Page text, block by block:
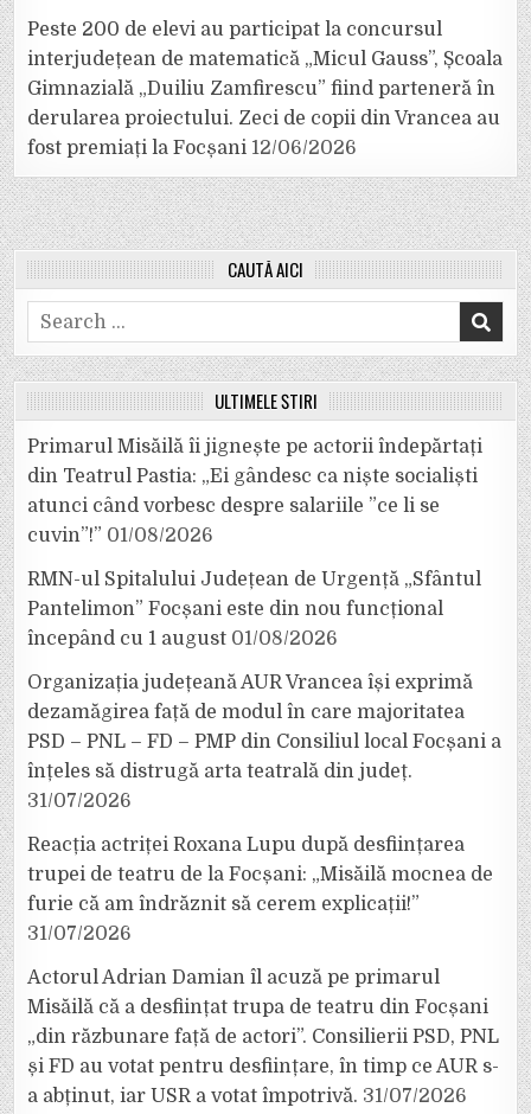
Peste 200 de elevi au participat la concursul
interjudețean de matematică „Micul Gauss”, Școala
Gimnazială „Duiliu Zamfirescu” fiind parteneră în
derularea proiectului. Zeci de copii din Vrancea au
fost premiați la Focșani 12/06/2026
CAUTĂ AICI
Search
for:
ULTIMELE ȘTIRI
Primarul Misăilă îi jignește pe actorii îndepărtați
din Teatrul Pastia: „Ei gândesc ca niște socialiști
atunci când vorbesc despre salariile ”ce li se
cuvin”!” 01/08/2026
RMN-ul Spitalului Județean de Urgență „Sfântul
Pantelimon” Focșani este din nou funcțional
începând cu 1 august 01/08/2026
Organizația județeană AUR Vrancea își exprimă
dezamăgirea față de modul în care majoritatea
PSD – PNL – FD – PMP din Consiliul local Focșani a
înțeles să distrugă arta teatrală din județ.
31/07/2026
Reacția actriței Roxana Lupu după desființarea
trupei de teatru de la Focșani: „Misăilă mocnea de
furie că am îndrăznit să cerem explicații!”
31/07/2026
Actorul Adrian Damian îl acuză pe primarul
Misăilă că a desființat trupa de teatru din Focșani
„din răzbunare față de actori”. Consilierii PSD, PNL
și FD au votat pentru desființare, în timp ce AUR s-
a abținut, iar USR a votat împotrivă. 31/07/2026